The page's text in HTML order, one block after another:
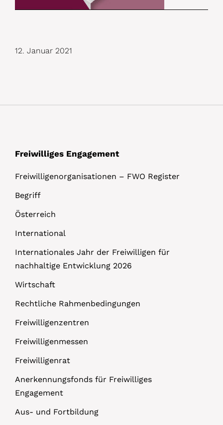
12. Januar 2021
Freiwilliges Engagement
Freiwilligenorganisationen – FWO Register
Begriff
Österreich
International
Internationales Jahr der Freiwilligen für
nachhaltige Entwicklung 2026
Wirtschaft
Rechtliche Rahmenbedingungen
Freiwilligenzentren
Freiwilligenmessen
Freiwilligenrat
Anerkennungsfonds für Freiwilliges
Engagement
Aus- und Fortbildung